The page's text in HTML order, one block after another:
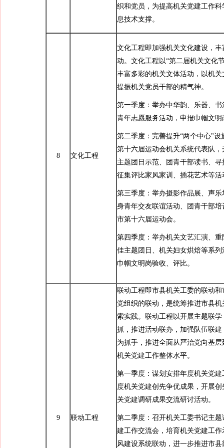
织和党员，为提高机关党建工作
息技术支撑。
8 文化工程
文化工程即加强机关文化建设，
动。文化工程以“第二届机关文化
丰富多彩的机关文体活动，以机
提振机关党员干部的精气神。
第一季度：举办中华韵、乐器、
青年志愿服务活动，申报巾帼文明
第二季度：完善提升“两个中心"设
第十六届运动会机关系统代表队
主题团日示范、团青干部读书、寻
征集评比家风家训、插花艺术等活
第三季度：举办摄影作品展、声
身青年交友联谊活动、团青干部
市第十六届运动会。
第四季度：举办机关文艺汇演、
佳主题团日、机关妇女烘焙等系
巾帼文明岗验收、评比。
9 联动工程
联动工程即市县机关工委的联动
党组织的联动，是统筹推进市县
索实践。联动工程以开展主题联
抓，推进活动联办，加强队伍联
为抓手，推进全面从严治党向基
机关党建工作整体水平。
第一季度：谋划安排年度机关党
度机关党建创先争优成果，开展
关党建调研成果交流研讨活动。
第二季度：召开机关工委书记主
建工作交流会，培育机关党建工
风建设系统联动，进一步推进市